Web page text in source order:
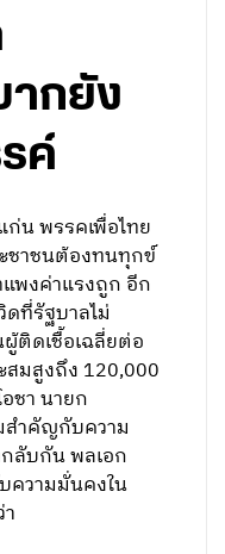
ากยัง
ค์
น พรรคเพื่อไทย
ชาชนต้องทนทุกข์
พงค่าแรงถูก อีก
ดที่รัฐบาลไม่
ติดเชื้อเฉลี่ยต่อ
มสูงถึง 120,000
ชา นายก
สำคัญกับความ
ลับกัน พลเอก
ความมั่นคงใน